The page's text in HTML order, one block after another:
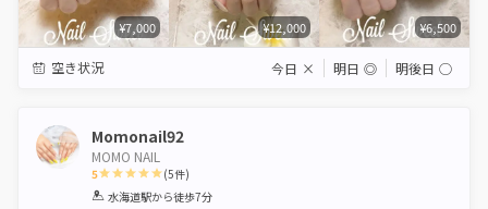
¥7,000 ¥12,000 ¥6,500
空き状況 今日 × 明日 ◎ 明後日 ◯
Momonail92
MOMO NAIL
5
1 2 3 4 5
(5件)
水海道駅から徒歩7分